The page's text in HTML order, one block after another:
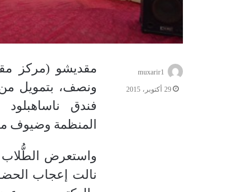
مقديشو (مركز
ونصف، بتمويل من
فندق
المنظمة وضيوف
واستعرض الطُّلاب
نالت إعجاب
muxarir1
29 أكتوبر، 2015